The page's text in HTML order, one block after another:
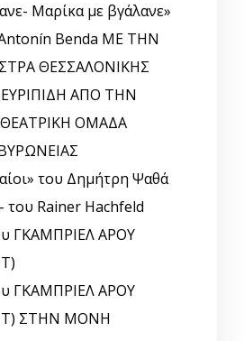
Μαρίκα με βγάλανε»
Benda ΜΕ ΤΗΝ
ΘΕΣΣΑΛΟΝΙΚΗΣ
ΑΠΟ ΤΗΝ
ΘΕΑΤΡΙΚΗ ΟΜΑΔΑ
του Δημήτρη Ψαθά
Rainer Hachfeld
ΓΚΑΜΠΡΙΕΛ ΑΡΟΥ
ΓΚΑΜΠΡΙΕΛ ΑΡΟΥ
ΣΤΗΝ ΜΟΝΗ